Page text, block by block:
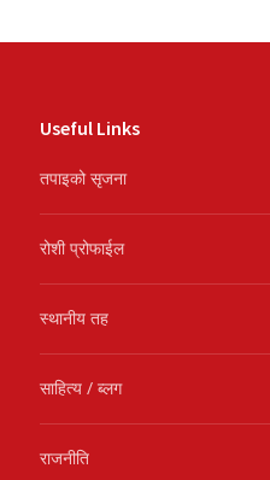
Useful Links
तपाइको सृजना
रोशी प्रोफाईल
स्थानीय तह
साहित्य / ब्लग
राजनीति